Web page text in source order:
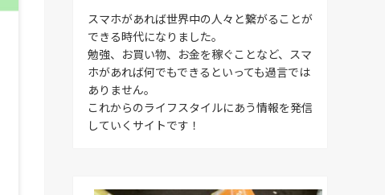
スマホがあれば世界中の人々と繋がることが
できる時代になりました。
勉強、お買い物、お金を稼ぐことなど、スマ
ホがあれば何でもできるといっても過言では
ありません。
これからのライフスタイルにあう情報を発信
していくサイトです！